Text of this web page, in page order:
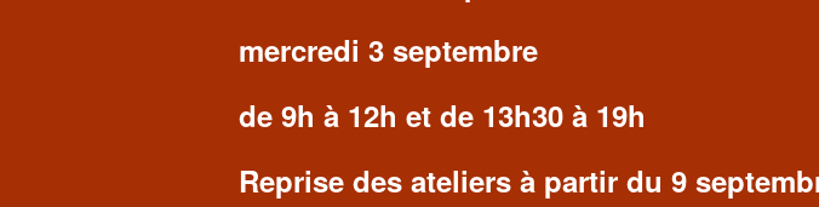
mercredi 3 septembre
de 9h à 12h et de 13h30 à 19h
Reprise des ateliers à partir du 9